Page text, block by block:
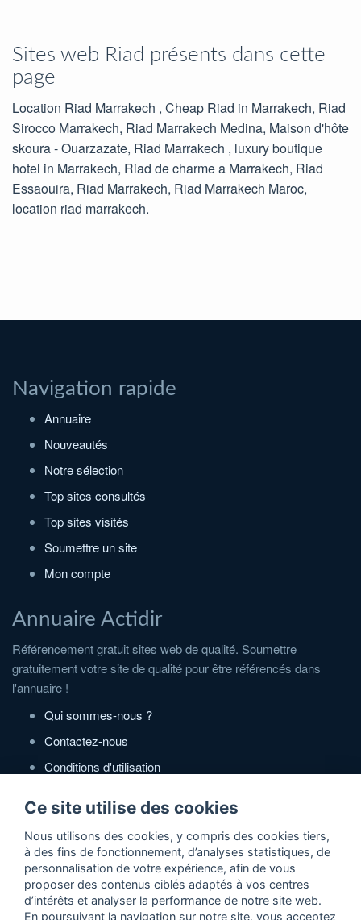
Sites web Riad présents dans cette
page
Location Riad Marrakech , Cheap Riad in Marrakech, Riad
Sirocco Marrakech, Riad Marrakech Medina, Maison d'hôte
skoura - Ouarzazate, Riad Marrakech , luxury boutique
hotel in Marrakech, Riad de charme a Marrakech, Riad
Essaouira, Riad Marrakech, Riad Marrakech Maroc,
location riad marrakech.
Navigation rapide
Annuaire
Nouveautés
Notre sélection
Top sites consultés
Top sites visités
Soumettre un site
Mon compte
Annuaire Actidir
Référencement gratuit sites web de qualité. Soumettre
gratuitement votre site de qualité pour être référencés dans
l'annuaire !
Qui sommes-nous ?
Contactez-nous
Conditions d'utilisation
Partenaires
Zone Annonces Gratuites
Locations vacances entre particuliers
Ce site utilise des cookies
Nous utilisons des cookies, y compris des cookies tiers,
à des fins de fonctionnement, d’analyses statistiques, de
personnalisation de votre expérience, afin de vous
proposer des contenus ciblés adaptés à vos centres
d’intérêts et analyser la performance de notre site web.
En poursuivant la navigation sur notre site, vous acceptez